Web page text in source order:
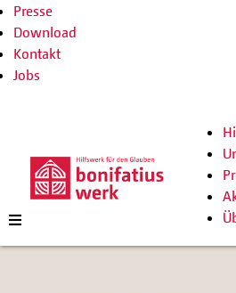
Presse
Download
Kontakt
Jobs